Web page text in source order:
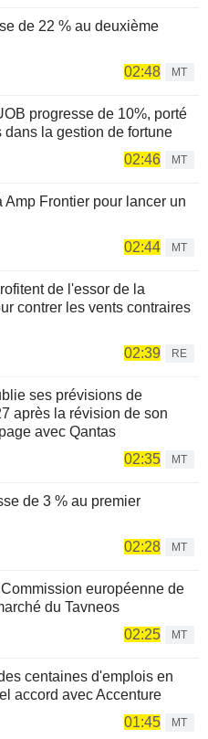
de 22 % au deuxième
02:48
MT
progresse de 10%, porté
la gestion de fortune
02:46
MT
Frontier pour lancer un
02:44
MT
de l'essor de la
contrer les vents contraires
02:39
RE
ses prévisions de
après la révision de son
avec Qantas
02:35
MT
de 3 % au premier
02:28
MT
européenne de
du Tavneos
02:25
MT
centaines d'emplois en
accord avec Accenture
01:45
MT